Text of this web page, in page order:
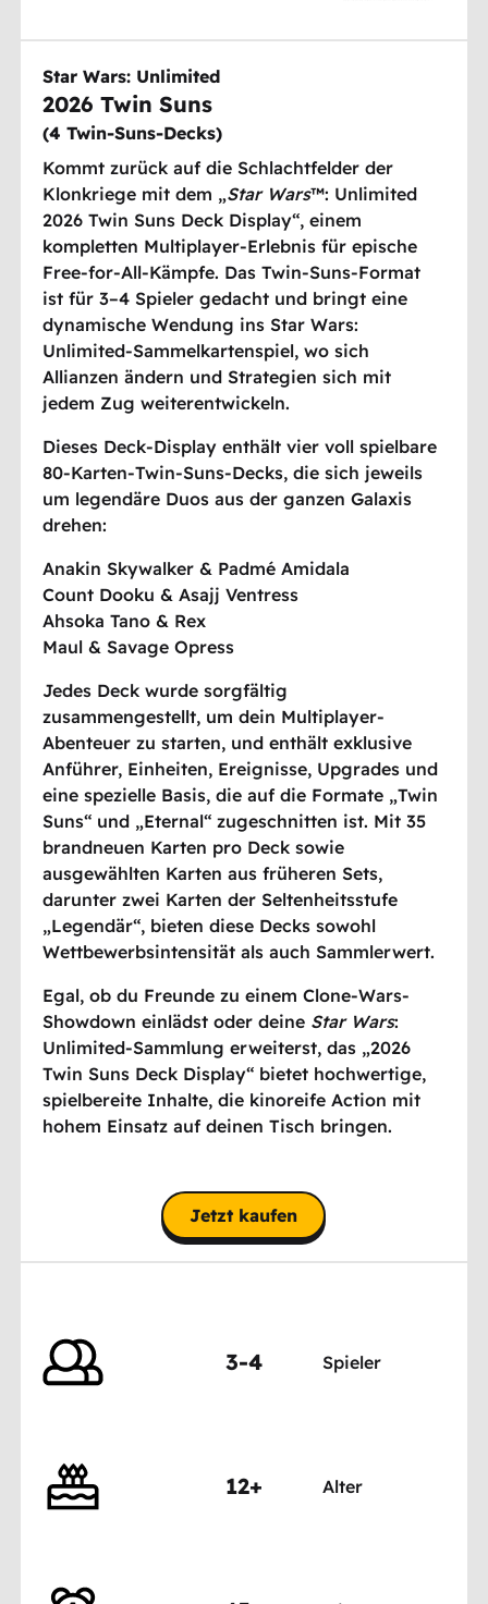
Star Wars: Unlimited
2026 Twin Suns
(4 Twin-Suns-Decks)
Kommt zurück auf die Schlachtfelder der
Klonkriege mit dem „Star Wars™: Unlimited
2026 Twin Suns Deck Display“, einem
kompletten Multiplayer-Erlebnis für epische
Free-for-All-Kämpfe. Das Twin-Suns-Format
ist für 3–4 Spieler gedacht und bringt eine
dynamische Wendung ins Star Wars:
Unlimited-Sammelkartenspiel, wo sich
Allianzen ändern und Strategien sich mit
jedem Zug weiterentwickeln.
Dieses Deck-Display enthält vier voll spielbare
80-Karten-Twin-Suns-Decks, die sich jeweils
um legendäre Duos aus der ganzen Galaxis
drehen:
Anakin Skywalker & Padmé Amidala
Count Dooku & Asajj Ventress
Ahsoka Tano & Rex
Maul & Savage Opress
Jedes Deck wurde sorgfältig
zusammengestellt, um dein Multiplayer-
Abenteuer zu starten, und enthält exklusive
Anführer, Einheiten, Ereignisse, Upgrades und
eine spezielle Basis, die auf die Formate „Twin
Suns“ und „Eternal“ zugeschnitten ist. Mit 35
brandneuen Karten pro Deck sowie
ausgewählten Karten aus früheren Sets,
darunter zwei Karten der Seltenheitsstufe
„Legendär“, bieten diese Decks sowohl
Wettbewerbsintensität als auch Sammlerwert.
Egal, ob du Freunde zu einem Clone-Wars-
Showdown einlädst oder deine Star Wars:
Unlimited-Sammlung erweiterst, das „2026
Twin Suns Deck Display“ bietet hochwertige,
spielbereite Inhalte, die kinoreife Action mit
hohem Einsatz auf deinen Tisch bringen.
Jetzt kaufen
3-4 Spieler
12+ Alter